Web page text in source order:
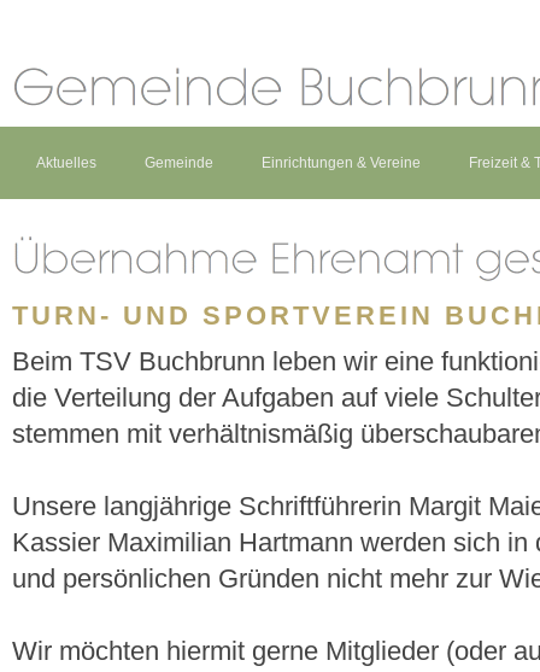
Aktuelles Gemeinde Einrichtungen & Vereine Freizeit &
TURN- UND SPORTVEREIN
Beim TSV Buchbrunn leben wir eine
die Verteilung der Aufgaben auf viele
stemmen mit verhältnismäßig
Unsere langjährige Schriftführerin Margit
Kassier Maximilian Hartmann werden sich
und persönlichen Gründen nicht mehr zur
Wir möchten hiermit gerne Mitglieder (oder